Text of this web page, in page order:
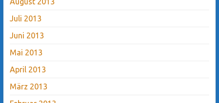
Juli 2013
Juni 2013
Mai 2013
April 2013
März 2013